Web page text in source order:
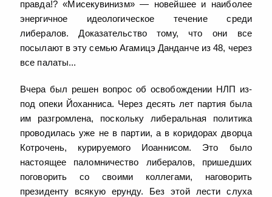
правда!? «Мисекувинизм» — новейшее и наиболее
энергичное идеологическое течение среди
либералов. Доказательство тому, что они все
посылают в эту семью Агамицэ Данданче из 48, через
все палаты...
Вчера был решен вопрос об освобождении НЛП из-
под опеки Йоханниса. Через десять лет партия была
им разгромлена, поскольку либеральная политика
проводилась уже не в партии, а в коридорах дворца
Котрочень, курируемого Иоаннисом. Это было
настоящее паломничество либералов, пришедших
поговорить со своими коллегами, наговорить
президенту всякую ерунду. Без этой лести слуха